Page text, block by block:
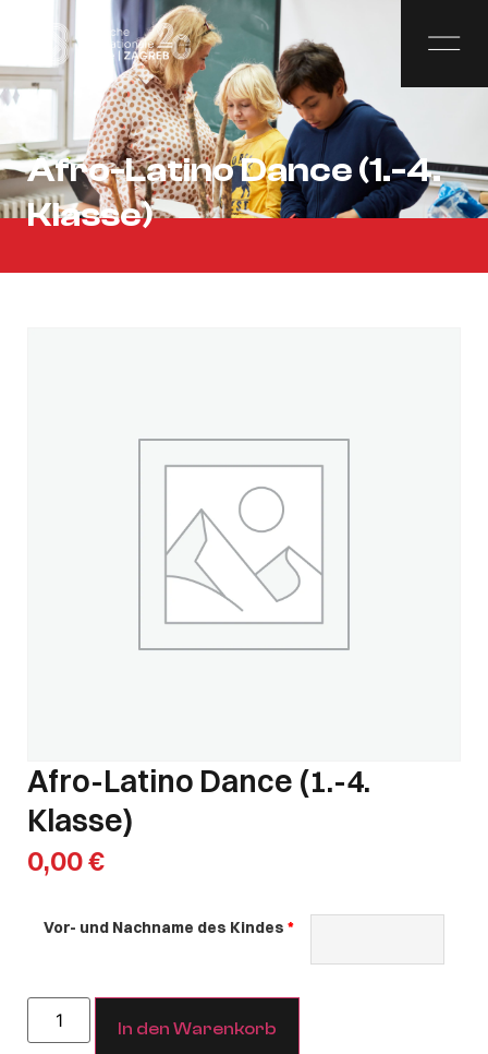
Afro-Latino Dance (1.-4.
Klasse)
Afro-Latino Dance (1.-4.
Klasse)
0,00€
Vor- und Nachname des Kindes
In den Warenkorb